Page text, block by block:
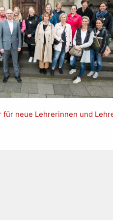
für neue Lehrerinnen und